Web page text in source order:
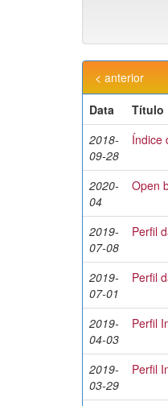
< anterior
Data
Título
2018-
09-28
Índice
2020-
04
Open
2019-
07-08
Perfil
2019-
07-01
Perfil
2019-
04-03
Perfil
2019-
03-29
Perfil